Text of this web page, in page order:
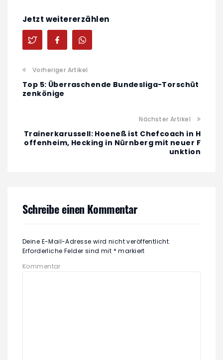
Jetzt weitererzählen
Vorheriger Artikel
Top 5: Überraschende Bundesliga-Torschüt
zenkönige
Nächster Artikel
Trainerkarussell: Hoeneß ist Chefcoach in H
offenheim, Hecking in Nürnberg mit neuer F
unktion
Schreibe einen Kommentar
Deine E-Mail-Adresse wird nicht veröffentlicht.
Erforderliche Felder sind mit * markiert
Kommentar